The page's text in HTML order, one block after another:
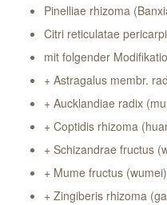
Pinelliae rhizoma
Citri reticulatae
mit folgender
+ Astragalus membr.
+ Aucklandiae radix
+ Coptidis rhizoma
+ Schizandrae fructus
+ Mume fructus
+ Zingiberis rhizoma